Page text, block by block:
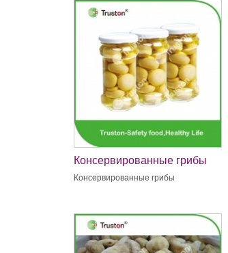
Консервированные грибы
Консервированные грибы